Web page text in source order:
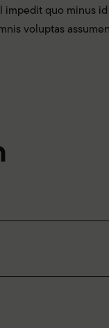
quo minus
voluptas